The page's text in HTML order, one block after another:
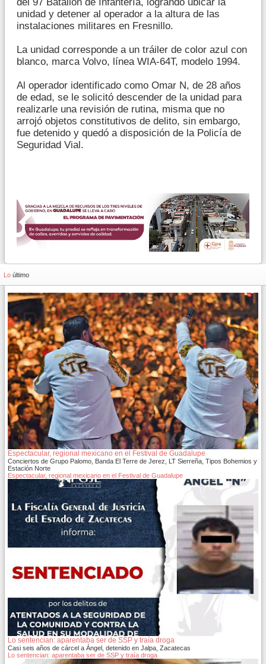
unidad y detener al operador a la altura de las
instalaciones militares en Fresnillo.
La unidad corresponde a un tráiler de color azul con
blanco, marca Volvo, línea WIA-64T, modelo 1994.
Al operador identificado como Omar N, de 28 años
de edad, se le solicitó descender de la unidad para
realizarle una revisión de rutina, misma que no
arrojó objetos constitutivos de delito, sin embargo,
fue detenido y quedó a disposición de la Policía de
Seguridad Vial.
Lo último
Espectacular, regional mexicano en el Festival de Guadalupe
Conciertos de Grupo Palomo, Banda El Terre de Jerez, LT Sierreña, Tipos Bohemios y
Estación Norte
Espectacular, regional mexicano en el Festival de Guadalupe
Lo sentencian: aparentaba ser de SSP y traía droga
Casi seis años de cárcel a Ángel, detenido en Jalpa, Zacatecas
Lo sentencian: aparentaba ser de SSP y traía droga